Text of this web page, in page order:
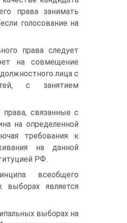
права занимать
голосование на
права следует
на совмещение
лица с
с занятием
права, связанные с
на определенной
требования к
на данной
РФ.
всеобщего
выборах является
выборах на